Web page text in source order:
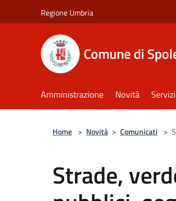
Regione Umbria
Comune di
Amministrazione Novità Servizi
Home > Novità > Comunicati >
Strade,